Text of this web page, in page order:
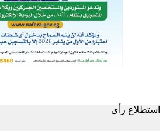
استطلاع رأى